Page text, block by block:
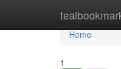
Home
Home
1